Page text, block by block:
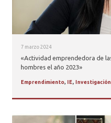
7 marzo 2024
«Actividad emprendedora de
hombres el año 2023»
Emprendimiento, IE, Investigación